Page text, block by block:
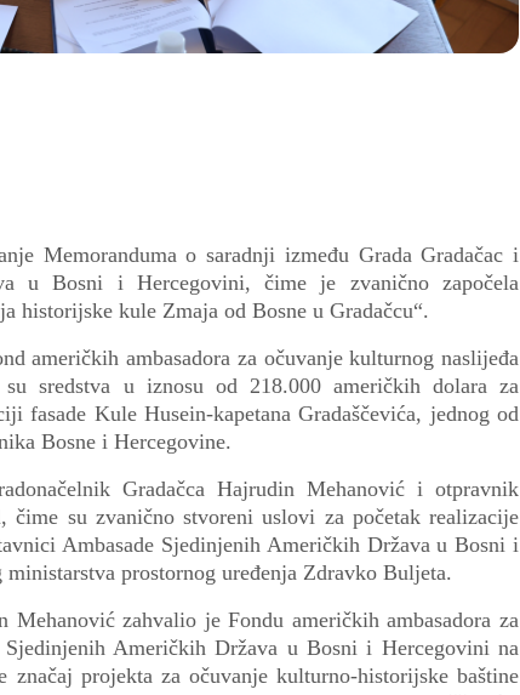
Memoranduma o saradnji između Grada Gradačac i
u Bosni i Hercegovini, čime je zvanično započela
historijske kule Zmaja od Bosne u Gradačcu“.
američkih ambasadora za očuvanje kulturnog naslijeđa
sredstva u iznosu od 218.000 američkih dolara za
fasade Kule Husein-kapetana Gradaščevića, jednog od
Bosne i Hercegovine.
Gradačca Hajrudin Mehanović i otpravnik
čime su zvanično stvoreni uslovi za početak realizacije
Ambasade Sjedinjenih Američkih Država u Bosni i
prostornog uređenja Zdravko Buljeta.
zahvalio je Fondu američkih ambasadora za
Američkih Država u Bosni i Hercegovini na
projekta za očuvanje kulturno-historijske baštine